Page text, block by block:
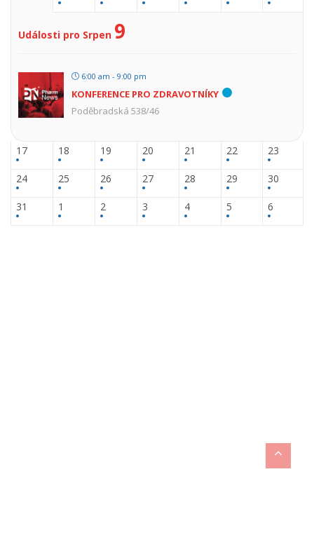
Události pro Srpen 9
6:00 am - 9:00 pm
KONFERENCE PRO ZDRAVOTNÍKY
Poděbradská 538/46
17 18 19 20 21 22 23
24 25 26 27 28 29 30
31 1 2 3 4 5 6